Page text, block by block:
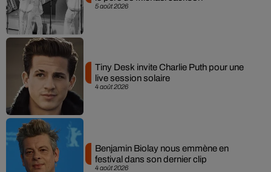
5 août 2026
4 août 2026
Tiny Desk invite Charlie Puth pour une
live session solaire
4 août 2026
Benjamin Biolay nous emmène en
festival dans son dernier clip